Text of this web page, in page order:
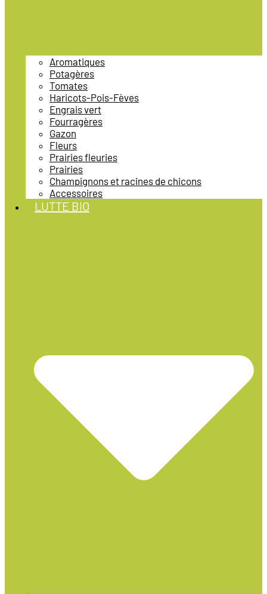
Aromatiques
Potagères
Tomates
Haricots-Pois-Fèves
Engrais vert
Fourragères
Gazon
Fleurs
Prairies fleuries
Prairies
Champignons et racines de chicons
Accessoires
LUTTE BIO